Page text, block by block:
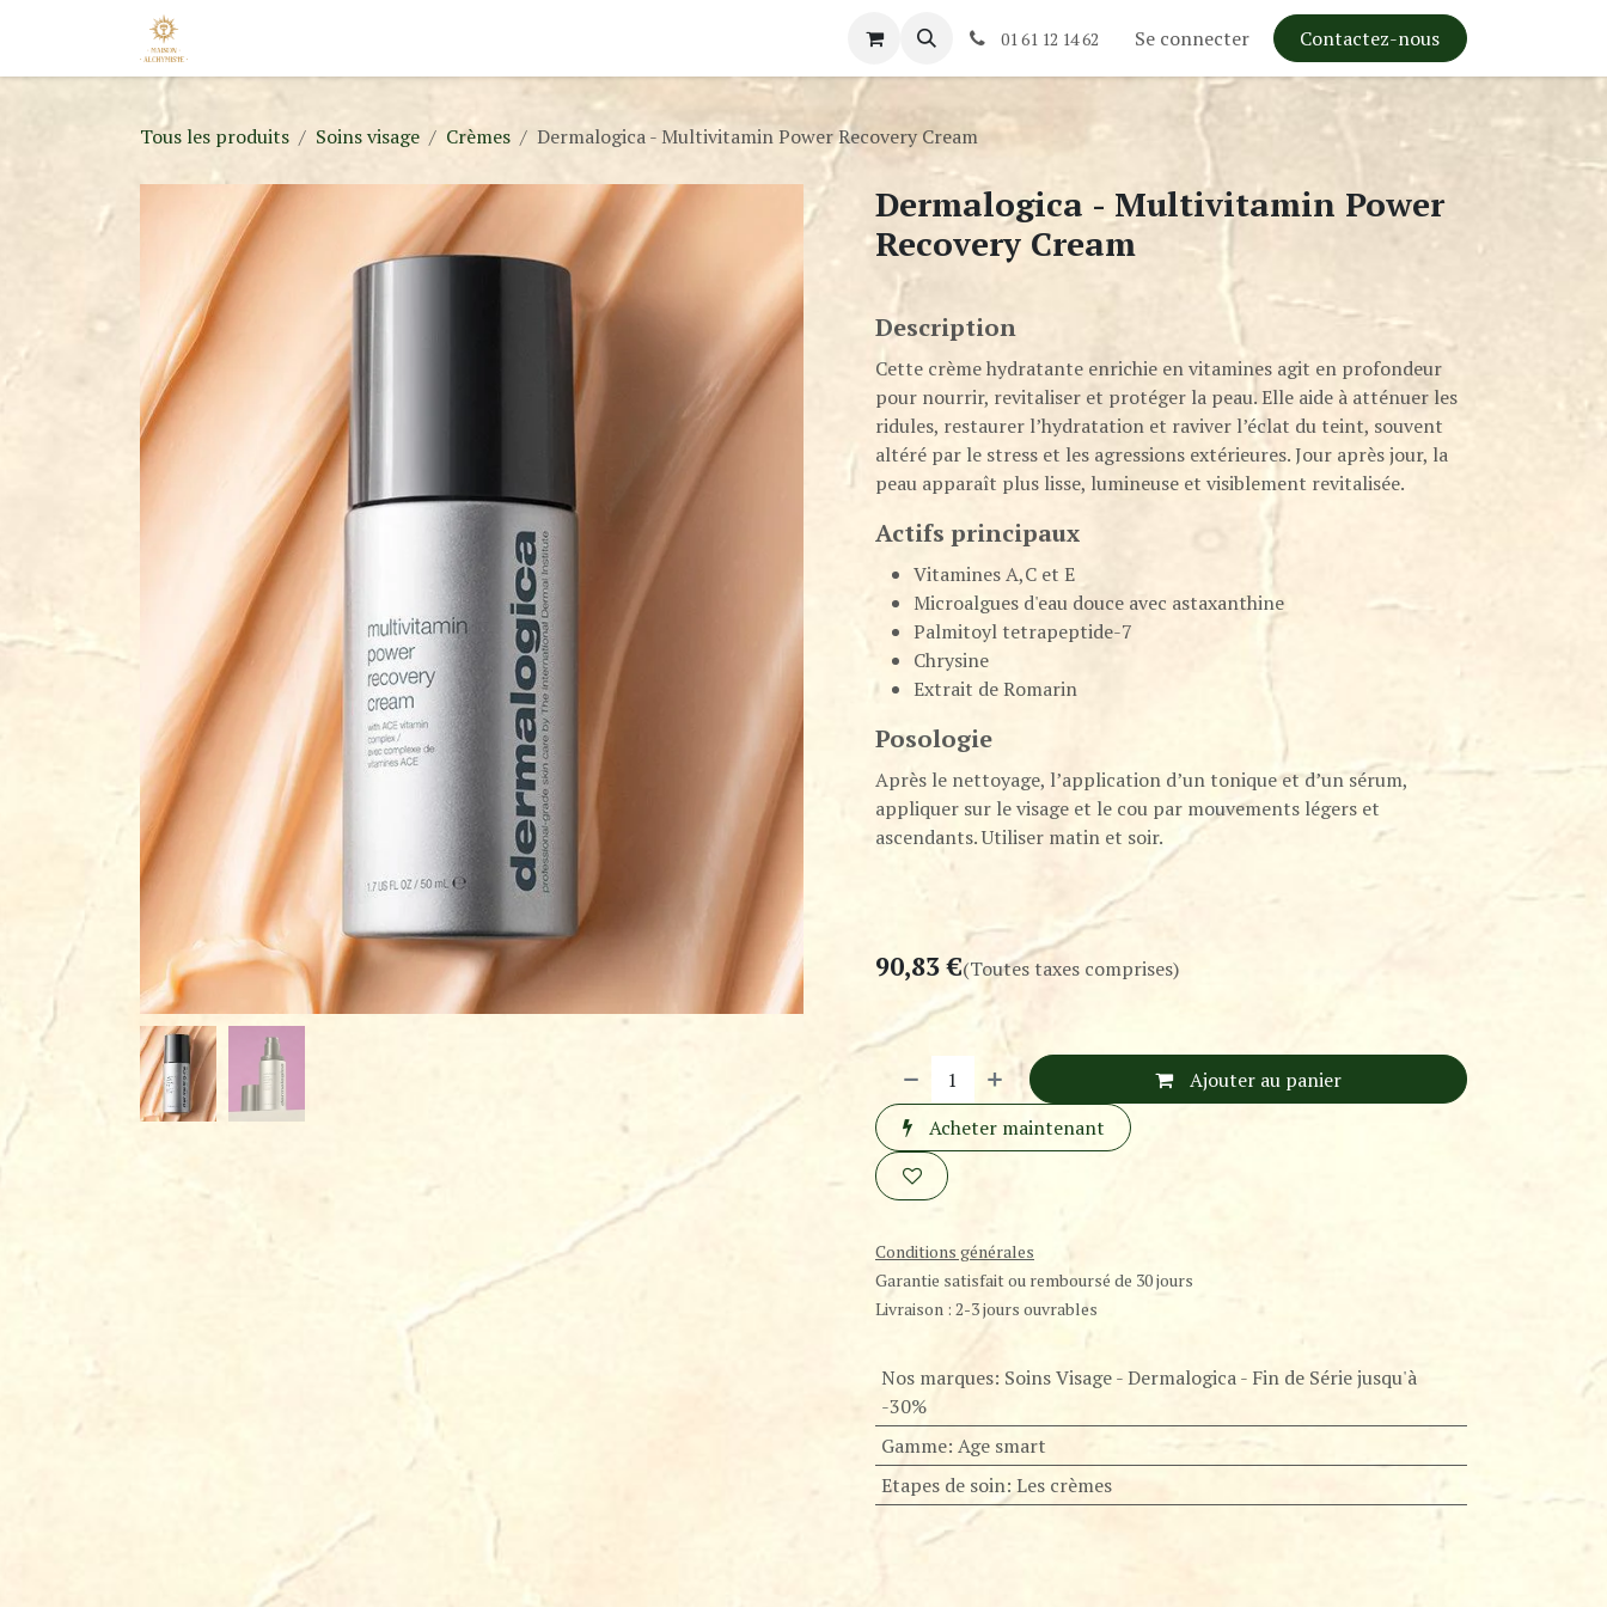
Se rendre au contenu
01 61 12 14 62 Se connecter Contactez-nous
Tous les produits Soins visage Crèmes Dermalogica - Multivitamin Power Recovery Cream
Dermalogica - Multivitamin Power
Recovery Cream
Description
Cette crème hydratante enrichie en vitamines agit en profondeur
pour nourrir, revitaliser et protéger la peau. Elle aide à atténuer les
ridules, restaurer l’hydratation et raviver l’éclat du teint, souvent
altéré par le stress et les agressions extérieures. Jour après jour, la
peau apparaît plus lisse, lumineuse et visiblement revitalisée.
Actifs principaux
Vitamines A,C et E
Microalgues d'eau douce avec astaxanthine
Palmitoyl tetrapeptide-7
Chrysine
Extrait de Romarin
Posologie
Après le nettoyage, l’application d’un tonique et d’un sérum,
appliquer sur le visage et le cou par mouvements légers et
ascendants. Utiliser matin et soir.
90,83€(Toutes taxes comprises)
Ajouter au panier
Acheter maintenant
Conditions générales
Garantie satisfait ou remboursé de 30 jours
Livraison : 2-3 jours ouvrables
Nos marques: Soins Visage - Dermalogica - Fin de Série jusqu'à
-30%
Gamme: Age smart
Etapes de soin: Les crèmes